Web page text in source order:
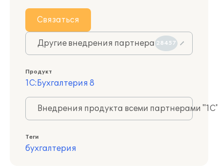
Связаться
Другие внедрения партнера 28457
Продукт
1С:Бухгалтерия 8
Внедрения продукта всеми партнерами
Теги
бухгалтерия